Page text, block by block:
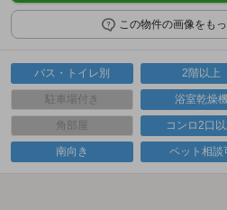
この物件の画像をも
バス・トイレ別 2階以上
駐車場付き 浴室乾燥
角部屋 コンロ2口
南向き ペット相談